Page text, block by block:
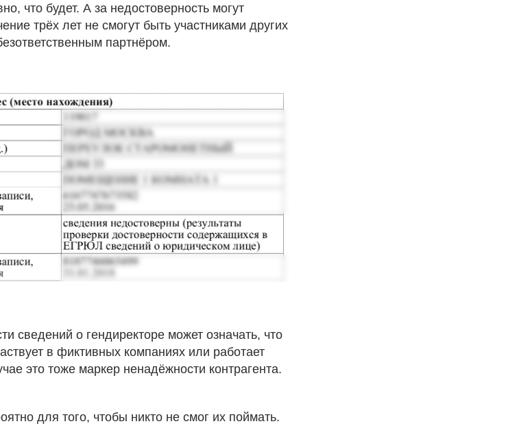
что будет. А за недостоверность могут
трёх лет не смогут быть участниками других
партнёром.
сведений о гендиректоре может означать, что
в фиктивных компаниях или работает
это тоже маркер ненадёжности контрагента.
для того, чтобы никто не смог их поймать.